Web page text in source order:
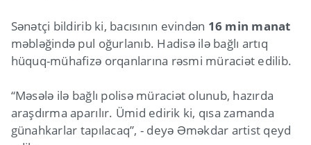
Sənətçi bildirib ki, bacısının evindən 16 min manat
məbləğində pul oğurlanıb. Hadisə ilə bağlı artıq
hüquq-mühafizə orqanlarına rəsmi müraciət edilib.
“Məsələ ilə bağlı polisə müraciət olunub, hazırda
araşdırma aparılır. Ümid edirik ki, qısa zamanda
günahkarlar tapılacaq”, - deyə Əməkdar artist qeyd